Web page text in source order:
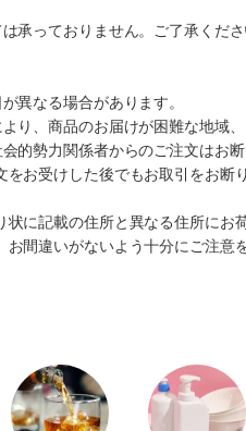
承っておりません。ご了承くださ
異なる場合があります。
り、商品のお届けが困難な地域
的勢力関係者からのご注文はお
お受けした後でもお取引をお断
に記載の住所と異なる住所に
間違いがないよう十分にご注意